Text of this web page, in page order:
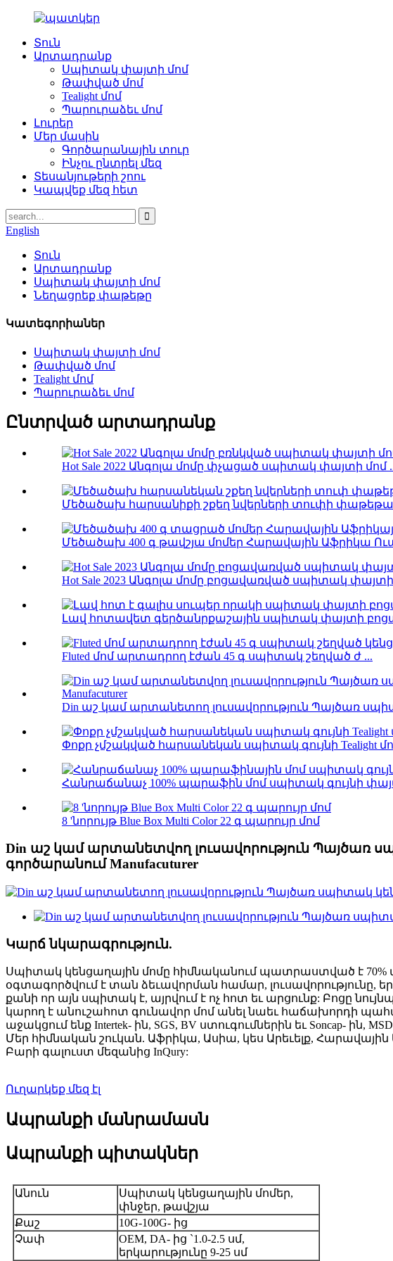
Տուն
Արտադրանք
Սպիտակ փայտի մոմ
Թափված մոմ
Tealight մոմ
Պարուրաձեւ մոմ
Լուրեր
Մեր մասին
Գործարանային տուր
Ինչու ընտրել մեզ
Տեսանյութերի շոու
Կապվեք մեզ հետ
English
Տուն
Արտադրանք
Սպիտակ փայտի մոմ
Նեղացրեք փաթեթը
Կատեգորիաներ
Սպիտակ փայտի մոմ
Թափված մոմ
Tealight մոմ
Պարուրաձեւ մոմ
Ընտրված արտադրանք
Hot Sale 2022 Անգոլա մոմը փչացած սպիտակ փայտի մոմ
Մեծածախ հարսանիքի շքեղ նվերների տուփի
Մեծածախ 400 գ թավշյա մոմեր Հարավային Աֆրիկա
Hot Sale 2023 Անգոլա մոմը բոցավառված սպիտակ փայտի
Լավ հոտավետ գերծանրքաշային սպիտակ փայտի
Fluted մոմ արտադրող էժան 45 գ սպիտակ շեղված ժ ...
Din աշ կամ արտանետող լուսավորություն Պայծառ
Փոքր չմշակված հարսանեկան սպիտակ գույնի Tealight
Հանրաճանաչ 100% պարաֆին մոմ սպիտակ գույնի
8 'նորույթ Blue Box Multi Color 22 գ պարույր մոմ
Din աշ կամ արտանետվող լուսավորություն Պայծառ
գործարանում Manufacuturer
Կարճ նկարագրություն.
Սպիտակ կենցաղային մոմը հիմնականում պատրաստված է 70%
օգտագործվում է տան ձեւավորման համար, լուսավորությունը,
քանի որ այն սպիտակ է, այրվում է ոչ հոտ եւ արցունք: Բոցը
կարող է անուշահոտ գունավոր մոմ անել նաեւ հաճախորդի
աջակցում ենք Intertek- ին, SGS, BV ստուգումներին եւ Soncap- ին,
Մեր հիմնական շուկան. Աֆրիկա, Ասիա, կես Արեւելք,
Բարի գալուստ մեզանից InQury:
Ուղարկեք մեզ էլ
Ապրանքի մանրամասն
Ապրանքի պիտակներ
Անուն
Սպիտակ կենցաղային մոմեր,
փնջեր, թավշյա
Քաշ
10G-100G- ից
Չափ
OEM, DA- ից `1.0-2.5 սմ,
երկարությունը 9-25 սմ